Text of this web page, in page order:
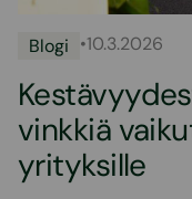
Blogi •10.3.2026
vinkkiä
yrityksille